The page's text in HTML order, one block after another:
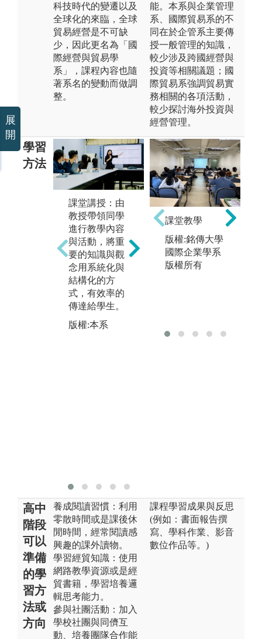
科技時代的變遷以及
全球化的來臨，全球
貿易經營是不可缺
少，因此更名為「國
際經營與貿易學
系」，課程內容也隨
著系名的變動而做調
整。
能。本系與企業管理
系、國際貿易系的不
同在於企管系主要傳
授一般管理的知識，
較少涉及跨國經營與
投資等相關議題；國
際貿易系強調貿易實
務相關的各項活動，
較少探討海外投資與
經營管理。
學習
方法
課堂講授：由
教授帶領同學
進行教學內容
與活動，將重
要的知識與觀
念用系統化與
結構化的方
式，有效率的
傳達給學生。
版權:本系
團隊小組學
習：藉由不同
的課程設計，
讓同學進行分
組討論，學習
與人溝通、團
版權:本系
課堂教學
版權:銘傳大學
國際企業學系
版權所有
高中
階段
可以
準備
的學
習方
法或
方向
養成閱讀習慣：利用
零散時間或是課後休
閒時間，經常閱讀感
興趣的課外讀物。
學習經貿知識：使用
網路教學資源或是經
貿書籍，學習培養邏
輯思考能力。
參與社團活動：加入
學校社團與同儕互
動、培養團隊合作能
課程學習成果與反思
(例如：書面報告撰
寫、學科作業、影音
數位作品等。)
展
開